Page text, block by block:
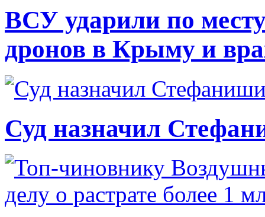
ВСУ ударили по
дронов в Крыму и
Суд назначил